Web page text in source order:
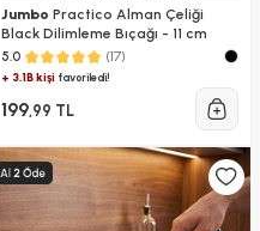
Jumbo Practico Alman Çeliği
Black Dilimleme Bıçağı - 11 cm
5.0 (17)
+ 3.1B kişifavoriledi!
199,99 TL